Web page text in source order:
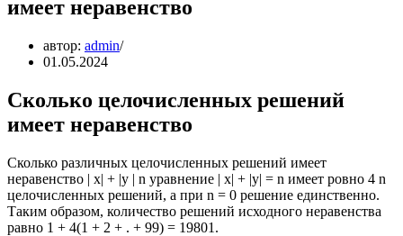
имеет неравенство
автор: admin
01.05.2024
Сколько целочисленных решений
имеет неравенство
Сколько различных целочисленных решений имеет
неравенство | x| + |y | n уравнение | x| + |y| = n имеет ровно 4 n
целочисленных решений, а при n = 0 решение единственно.
Таким образом, количество решений исходного неравенства
равно 1 + 4(1 + 2 + . + 99) = 19801.